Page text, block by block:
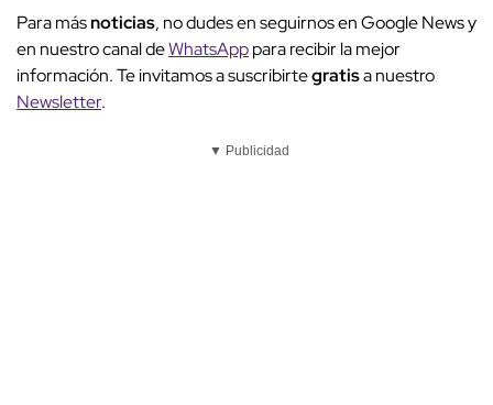
Para másnoticias, no dudes en seguirnos en Google News y
en nuestro canal deWhatsApppara recibir la mejor
información. Te invitamos a suscribirtegratisa nuestro
Newsletter.
▼ Publicidad